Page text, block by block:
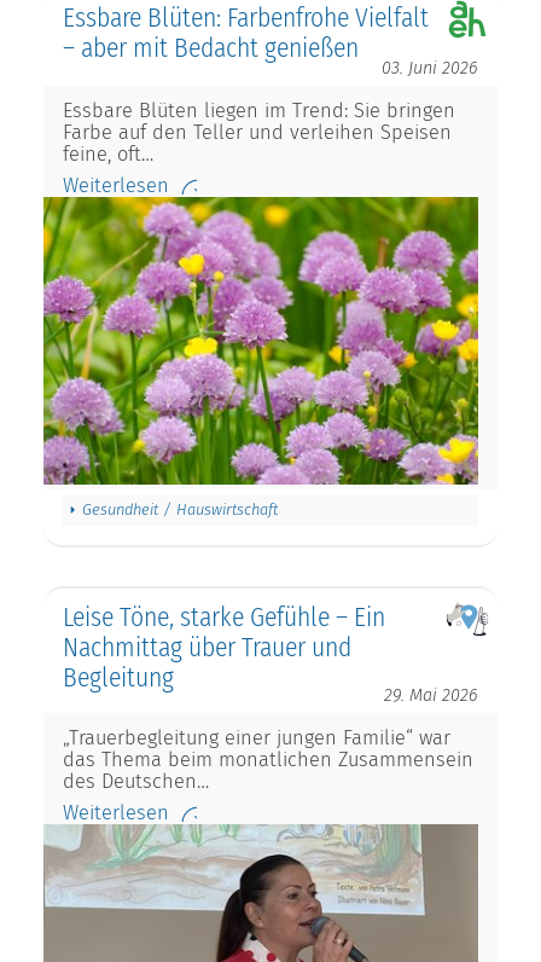
Essbare Blüten: Farbenfrohe Vielfalt
– aber mit Bedacht genießen
03. Juni 2026
Essbare Blüten liegen im Trend: Sie bringen
Farbe auf den Teller und verleihen Speisen
feine, oft…
Weiterlesen
Gesundheit / Hauswirtschaft
Leise Töne, starke Gefühle – Ein
Nachmittag über Trauer und
Begleitung
29. Mai 2026
„Trauerbegleitung einer jungen Familie“ war
das Thema beim monatlichen Zusammensein
des Deutschen…
Weiterlesen